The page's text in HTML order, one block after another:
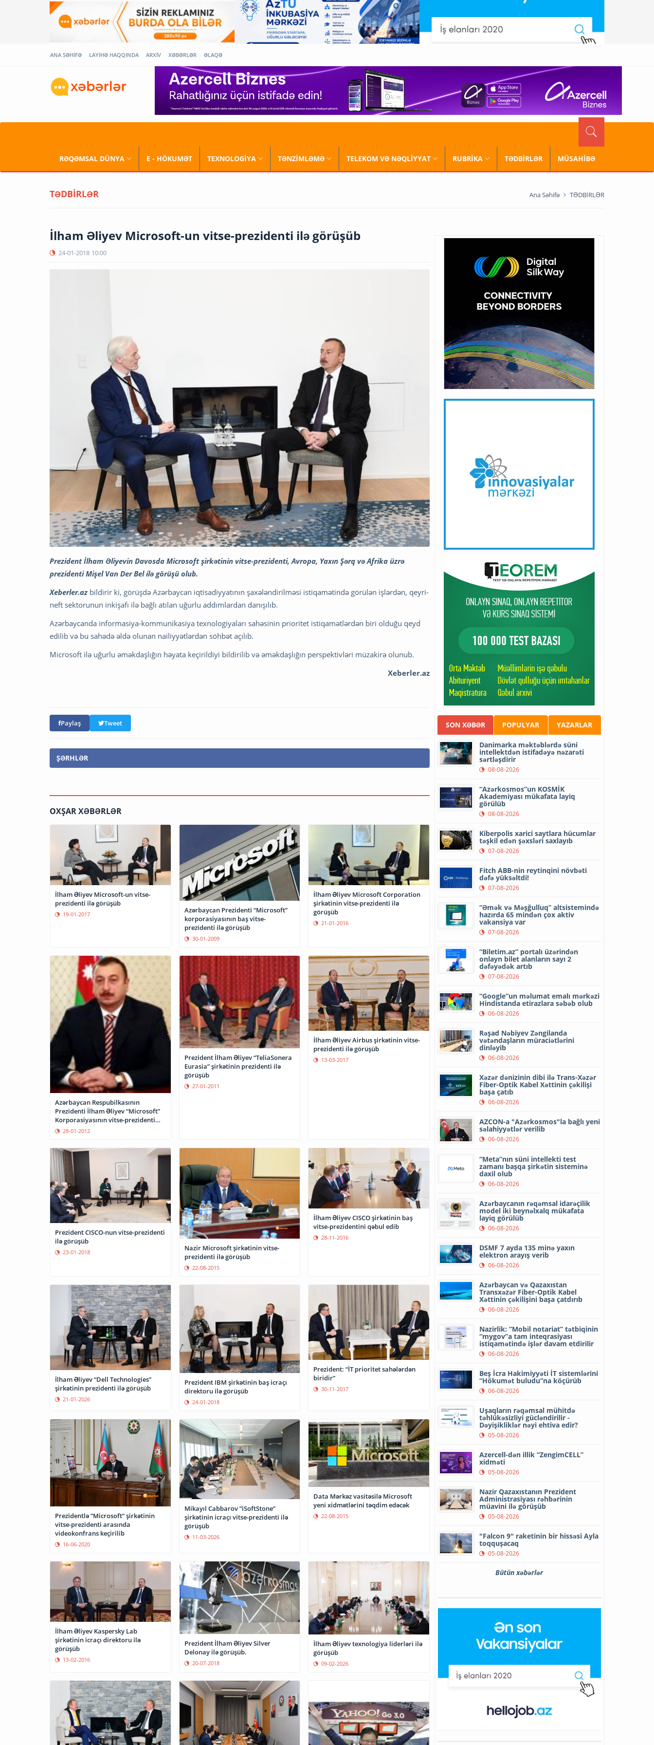
ANA SƏHİFƏ LAYİHƏ HAQQINDA ARXİV XƏBƏRLƏR ƏLAQƏ
RƏQƏMSAL DÜNYA E - HÖKUMƏT TEXNOLOGİYA TƏNZİMLƏMƏ TELEKOM VƏ NƏQLİYYAT RUBRİKA TƏDBİRLƏR MÜSAHİBƏ
TƏDBİRLƏR Ana Səhifə TƏDBİRLƏR
İlham Əliyev Microsoft-un vitse-prezidenti ilə görüşüb
24-01-2018 10:00
Prezident İlham Əliyevin Davosda Microsoft şirkətinin vitse-prezidenti, Avropa, Yaxın Şərq və Afrika üzrə
prezidenti Mişel Van Der Bel ilə görüşü olub.
Xeberler.az bildirir ki, görüşdə Azərbaycan iqtisadiyyatının şaxələndirilməsi istiqamətində görülən işlərdən, qeyri-
neft sektorunun inkişafı ilə bağlı atılan uğurlu addımlardan danışılıb.
Azərbaycanda informasiya-kommunikasiya texnologiyaları sahəsinin prioritet istiqamətlərdən biri olduğu qeyd
edilib və bu sahədə əldə olunan nailiyyətlərdən söhbət açılıb.
Microsoft ilə uğurlu əməkdaşlığın həyata keçirildiyi bildirilib və əməkdaşlığın perspektivləri müzakirə olunub.
Xeberler.az
Paylaş Tweet
ŞƏRHLƏR
OXŞAR XƏBƏRLƏR
İlham Əliyev Microsoft-un vitse-
prezidenti ilə görüşüb
19-01-2017
Azərbaycan Prezidenti “Microsoft”
korporasiyasının baş vitse-
prezidenti ilə görüşüb
30-01-2009
İlham Əliyev Microsoft Corporation
şirkətinin vitse-prezidenti ilə
görüşüb
21-01-2016
Azərbaycan Respubilkasının
Prezidenti İlham Əliyev “Microsoft”
Korporasiyasının vitse-prezidenti
Jan Kurtua ilə görüşüb
28-01-2012
Prezident İlham Əliyev “TeliaSonera
Eurasia” şirkətinin prezidenti ilə
görüşüb
27-01-2011
İlham Əliyev Airbus şirkətinin vitse-
prezidenti ilə görüşüb
13-03-2017
Prezident CISCO-nun vitse-prezidenti
ilə görüşüb
23-01-2018
Nazir Microsoft şirkətinin vitse-
prezidenti ilə görüşüb
22-08-2015
İlham Əliyev CISCO şirkətinin baş
vitse-prezidentini qəbul edib
28-11-2016
İlham Əliyev “Dell Technologies”
şirkətinin prezidenti ilə görüşüb
21-01-2026
Prezident IBM şirkətinin baş icraçı
direktoru ilə görüşüb
24-01-2018
Prezident: “İT prioritet sahələrdən
biridir”
30-11-2017
Prezidentlə “Microsoft” şirkətinin
vitse-prezidenti arasında
videokonfrans keçirilib
16-06-2020
Mikayıl Cabbarov “iSoftStone”
şirkətinin icraçı vitse-prezidenti ilə
görüşüb
11-03-2026
Data Mərkəz vasitəsilə Microsoft
yeni xidmətlərini təqdim edəcək
22-08-2015
İlham Əliyev Kaspersky Lab
şirkətinin icraçı direktoru ilə
görüşüb
13-02-2016
Prezident İlham Əliyev Silver
Delonay ilə görüşüb.
20-07-2018
İlham Əliyev texnologiya liderləri ilə
görüşüb
09-02-2026
SON XƏBƏR POPULYAR YAZARLAR
Danimarka məktəblərdə süni
intellektdən istifadəyə nəzarəti
sərtləşdirir
08-08-2026
“Azərkosmos”un KOSMİK
Akademiyası mükafata layiq
görülüb
08-08-2026
Kiberpolis xarici saytlara hücumlar
təşkil edən şəxsləri saxlayıb
07-08-2026
Fitch ABB-nin reytinqini növbəti
dəfə yüksəltdi!
07-08-2026
“Əmək və Məşğulluq” altsistemində
hazırda 65 mindən çox aktiv
vakansiya var
07-08-2026
“Biletim.az” portalı üzərindən
onlayn bilet alanların sayı 2
dəfəyədək artıb
07-08-2026
“Google”un məlumat emalı mərkəzi
Hindistanda etirazlara səbəb olub
06-08-2026
Rəşad Nəbiyev Zəngilanda
vətəndaşların müraciətlərini
dinləyib
06-08-2026
Xəzər dənizinin dibi ilə Trans-Xəzər
Fiber-Optik Kabel Xəttinin çəkilişi
başa çatıb
06-08-2026
AZCON-a "Azərkosmos"la bağlı yeni
səlahiyyətlər verilib
06-08-2026
“Meta”nın süni intellekti test
zamanı başqa şirkətin sisteminə
daxil olub
06-08-2026
Azərbaycanın rəqəmsal idarəçilik
model iki beynəlxalq mükafata
layiq görülüb
06-08-2026
DSMF 7 ayda 135 minə yaxın
elektron arayış verib
06-08-2026
Azərbaycan və Qazaxıstan
Transxəzər Fiber-Optik Kabel
Xəttinin çəkilişini başa çatdırıb
06-08-2026
Nazirlik: “Mobil notariat” tətbiqinin
“mygov”a tam inteqrasiyası
istiqamətində işlər davam etdirilir
06-08-2026
Beş İcra Hakimiyyəti İT sistemlərini
“Hökumət buludu”na köçürüb
06-08-2026
Uşaqların rəqəmsal mühitdə
təhlükəsizliyi gücləndirilir -
Dəyişikliklər nəyi ehtiva edir?
05-08-2026
Azercell-dən illik “ZengimCELL”
xidməti
05-08-2026
Nazir Qazaxıstanın Prezident
Administrasiyası rəhbərinin
müavini ilə görüşüb
05-08-2026
"Falcon 9" raketinin bir hissəsi Ayla
toqquşacaq
05-08-2026
Bütün xəbərlər